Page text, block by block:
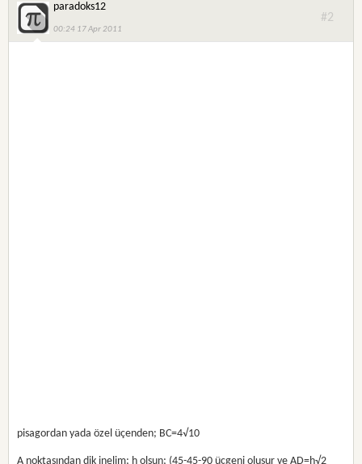
paradoks12
00:24 17 Apr 2011
#2
pisagordan yada özel üçenden; BC=4√10
A noktasından dik inelim; h olsun; (45-45-90 üçgeni oluşur ve AD=h√2